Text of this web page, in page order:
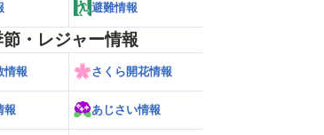
避難情報
・レジャー情報
情報 さくら開花情報
報 あじさい情報